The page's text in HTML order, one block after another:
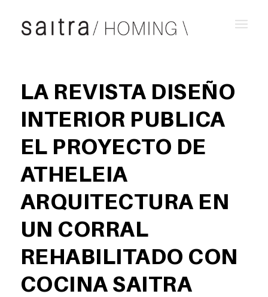
LA REVISTA DISEÑO
INTERIOR PUBLICA
EL PROYECTO DE
ATHELEIA
ARQUITECTURA EN
UN CORRAL
REHABILITADO CON
COCINA SAITRA